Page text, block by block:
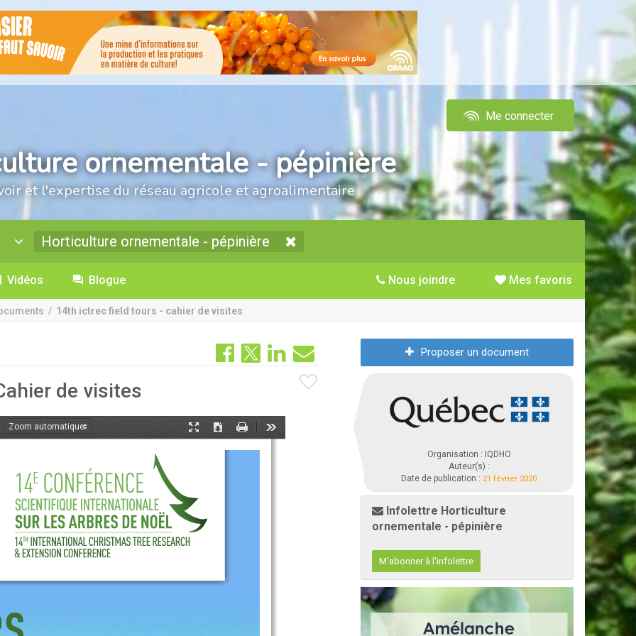
Me connecter
ornementale - pépinière
et l'expertise du réseau agricole et agroalimentaire
Horticulture ornementale - pépinière
Vidéos Blogue Mes favoris
Nous joindre
/ 14th ictrec field tours - cahier de visites
de visites
Mode Télécharger
Imprimer
Proposer un document
Organisation : IQDHO
Auteur(s) :
Date de publication : 21 février 2020
Infolettre Horticulture
ornementale - pépinière
M'abonner à l'infolettre